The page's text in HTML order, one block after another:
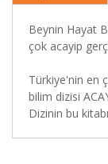
Beynin Hayat
çok acayip
Türkiye'nin en
bilim dizisi
Dizinin bu